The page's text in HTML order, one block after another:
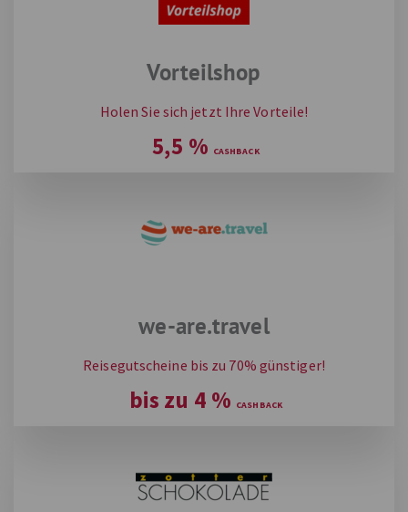
Vorteilshop
Holen Sie sich jetzt Ihre Vorteile!
5,5 %
we-are.travel
Reisegutscheine bis zu 70% günstiger!
bis zu 4 %